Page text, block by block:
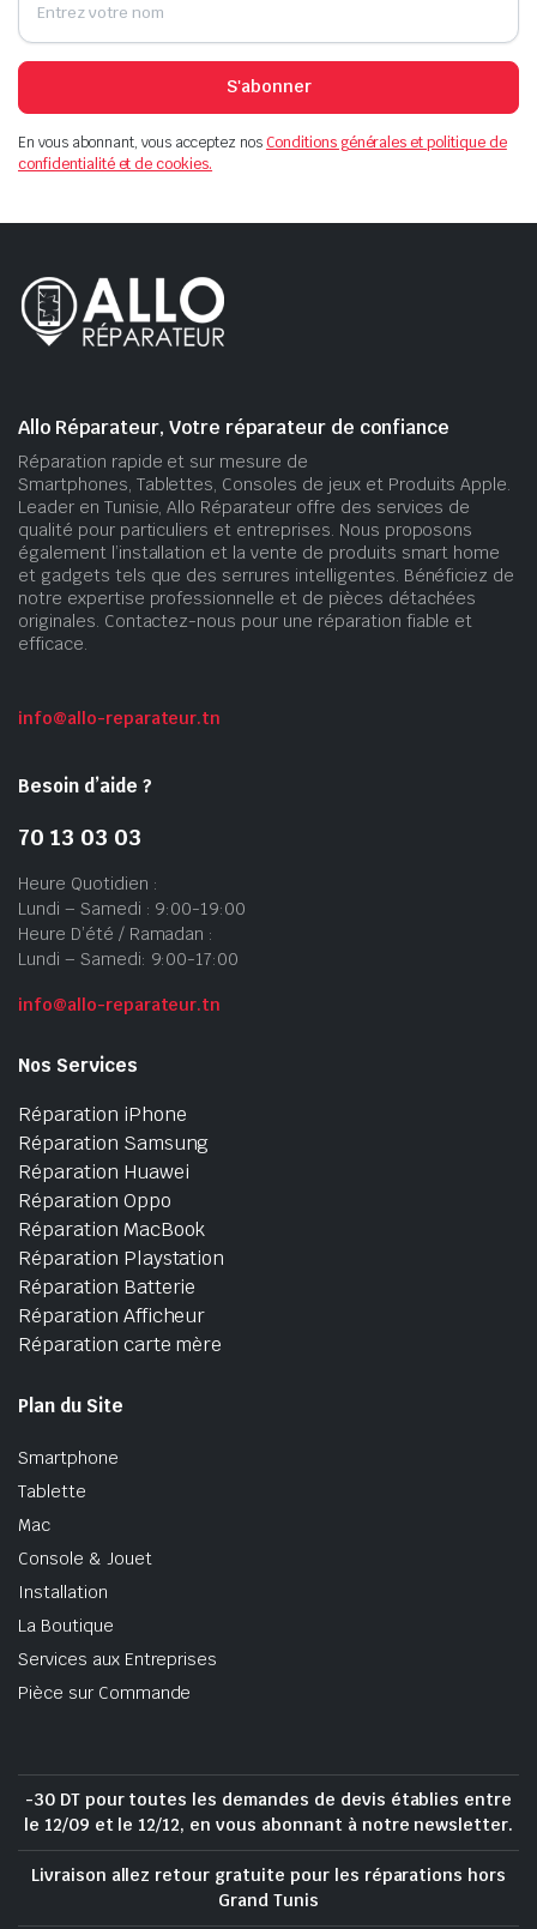
S'abonner
En vous abonnant, vous acceptez nosConditions générales et politique de
confidentialité et de cookies.
Allo Réparateur, Votre réparateur de confiance
Réparation rapide et sur mesure de
Smartphones, Tablettes, Consoles de jeux et Produits Apple.
Leader en Tunisie, Allo Réparateur offre des services de
qualité pour particuliers et entreprises. Nous proposons
également l’installation et la vente de produits smart home
et gadgets tels que des serrures intelligentes. Bénéficiez de
notre expertise professionnelle et de pièces détachées
originales. Contactez-nous pour une réparation fiable et
efficace.
info@allo-reparateur.tn
Besoin d’aide ?
70 13 03 03
Heure Quotidien :
Lundi – Samedi : 9:00-19:00
Heure D’été / Ramadan :
Lundi – Samedi: 9:00-17:00
info@allo-reparateur.tn
Nos Services
Réparation iPhone
Réparation Samsung
Réparation Huawei
Réparation Oppo
Réparation MacBook
Réparation Playstation
Réparation Batterie
Réparation Afficheur
Réparation carte mère
Plan du Site
Smartphone
Tablette
Mac
Console & Jouet
Installation
La Boutique
Services aux Entreprises
Pièce sur Commande
-30 DT pour toutes les demandes de devis établies entre
le 12/09 et le 12/12, en vous abonnant à notre newsletter.
Livraison allez retour gratuite pour les réparations hors
Grand Tunis